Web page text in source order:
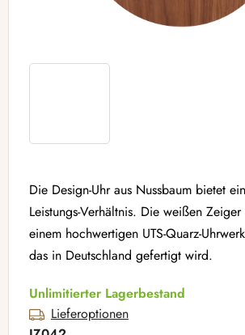
Die Design-Uhr aus Nussbaum bietet
Leistungs-Verhältnis. Die weißen
einem hochwertigen UTS-Quarz-
das in Deutschland gefertigt wird.
Unlimitierter Lagerbestand
Lieferoptionen